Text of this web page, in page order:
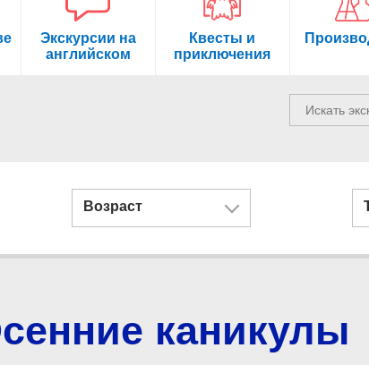
Экскурсии на
английском
Квесты и
приключения
Возраст
каникулы